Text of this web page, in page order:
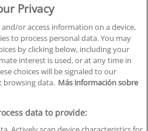
Centros
somos
Contacta
Aviso Legal
de Privacidad
Privacy
or access information on a device,
to process personal data. You may
by clicking below, including your
interest is used, or at any time in
choices will be signaled to our
browsing data. Más información sobre
data to provide: